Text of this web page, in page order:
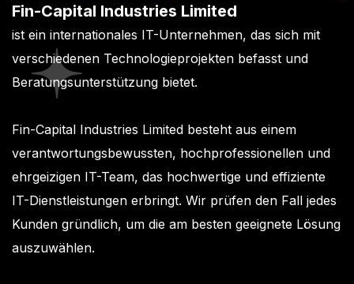
Fin-Capital Industries Limited
ist ein internationales IT-Unternehmen, das sich mit
verschiedenen Technologieprojekten befasst und
Beratungsunterstützung bietet.
Fin-Capital Industries Limited besteht aus einem
verantwortungsbewussten, hochprofessionellen und
ehrgeizigen IT-Team, das hochwertige und effiziente
IT-Dienstleistungen erbringt. Wir prüfen den Fall jedes
Kunden gründlich, um die am besten geeignete Lösung
auszuwählen.